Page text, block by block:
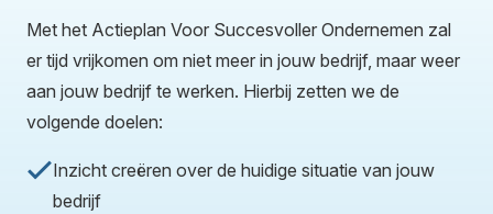
Met het Actieplan Voor Succesvoller Ondernemen zal
er tijd vrijkomen om niet meer in jouw bedrijf, maar weer
aan jouw bedrijf te werken. Hierbij zetten we de
volgende doelen:
Inzicht creëren over de huidige situatie van jouw
bedrijf